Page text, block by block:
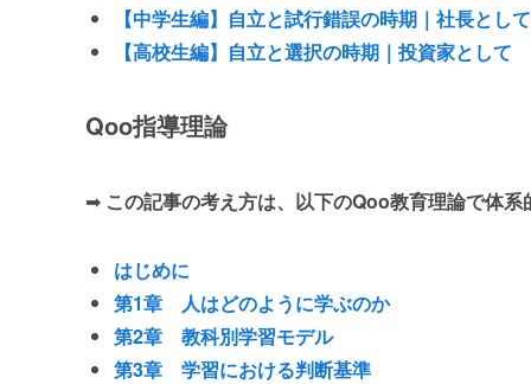
【中学生編】自立と試行錯誤の時期｜社長として
【高校生編】自立と選択の時期｜投資家として
Qoo指導理論
➡ この記事の考え方は、以下のQoo教育理論で体系
はじめに
第1章 人はどのように学ぶのか
第2章 教科別学習モデル
第3章 学習における判断基準